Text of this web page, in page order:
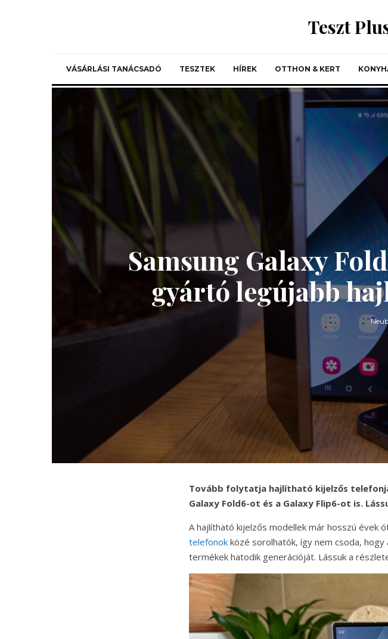
Teszt
VÁSÁRLÁSI TANÁCSADÓ TESZTEK HÍREK OTTHON & KERT
Samsung Galaxy
gyártó legújabb
Tovább folytatja hajlítható kijelzős
Galaxy Fold6-ot és a Galaxy Flip6-ot is.
A hajlítható kijelzős modellek már hosszú évek
telefonok közé sorolhatók, így nem csoda,
termékek hatodik generációját. Lássuk a